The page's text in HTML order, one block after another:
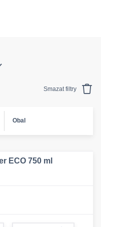
Smazat filtry
Obal
ECO 750 ml